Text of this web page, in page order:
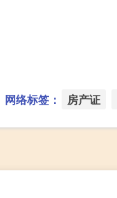
网络标签： 房产证